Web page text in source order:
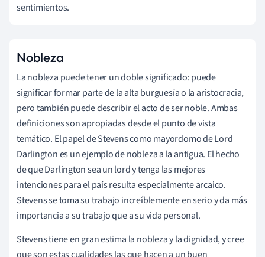
sentimientos.
Nobleza
La nobleza puede tener un doble significado: puede
significar formar parte de la alta burguesía o la aristocracia,
pero también puede describir el acto de ser noble. Ambas
definiciones son apropiadas desde el punto de vista
temático. El papel de Stevens como mayordomo de Lord
Darlington es un ejemplo de nobleza a la antigua. El hecho
de que Darlington sea un lord y tenga las mejores
intenciones para el país resulta especialmente arcaico.
Stevens se toma su trabajo increíblemente en serio y da más
importancia a su trabajo que a su vida personal.
Stevens tiene en gran estima la nobleza y la dignidad, y cree